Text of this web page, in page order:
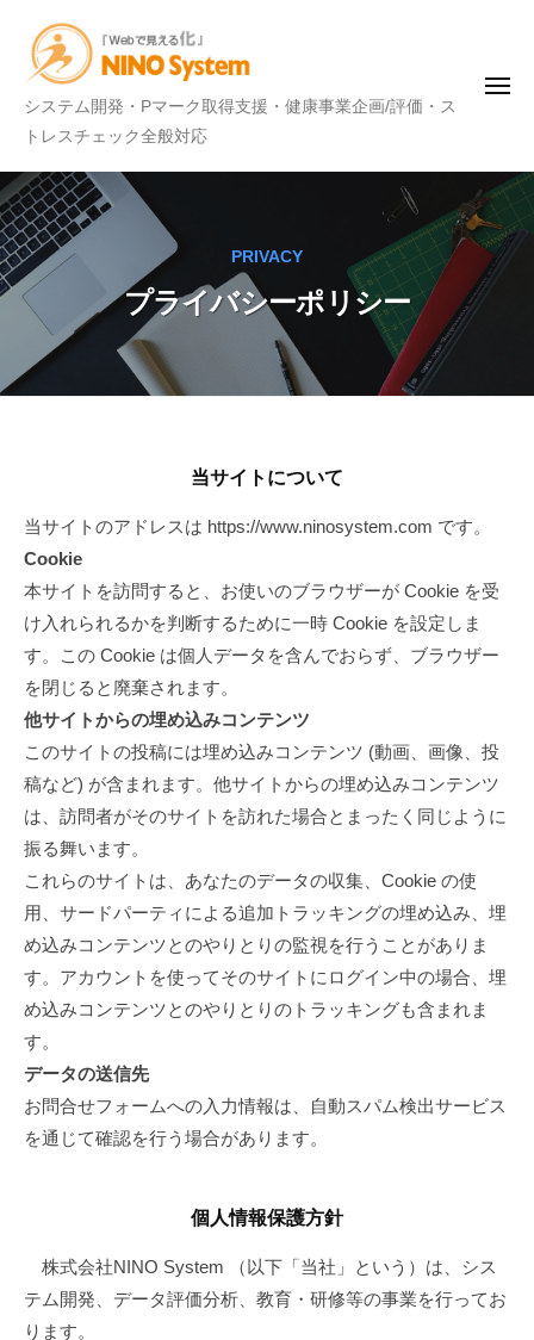
へ
ス
キ
ッ
N
N
O
S
y
s
e
システム開発・Pマーク取得支援・健康事業企画/評価・ス
トレスチェック全般対応
メ
PRIVACY
プライバシーポリシー
ラ
イ
バ
シ
ー
ポ
リ
シ
ー
2024-
03-
01
by
nino_kanri_new
当サイトについて
当サイトのアドレスは https://www.ninosystem.com です。
Cookie
本サイトを訪問すると、お使いのブラウザーが Cookie を受
け入れられるかを判断するために一時 Cookie を設定しま
す。この Cookie は個人データを含んでおらず、ブラウザー
を閉じると廃棄されます。
他サイトからの埋め込みコンテンツ
このサイトの投稿には埋め込みコンテンツ (動画、画像、投
稿など) が含まれます。他サイトからの埋め込みコンテンツ
は、訪問者がそのサイトを訪れた場合とまったく同じように
振る舞います。
これらのサイトは、あなたのデータの収集、Cookie の使
用、サードパーティによる追加トラッキングの埋め込み、埋
め込みコンテンツとのやりとりの監視を行うことがありま
す。アカウントを使ってそのサイトにログイン中の場合、埋
め込みコンテンツとのやりとりのトラッキングも含まれま
す。
データの送信先
お問合せフォームへの入力情報は、自動スパム検出サービス
を通じて確認を行う場合があります。
個人情報保護方針
株式会社NINO System （以下「当社」という）は、シス
テム開発、データ評価分析、教育・研修等の事業を行ってお
ります。
N
O
S
y
s
t
e
m